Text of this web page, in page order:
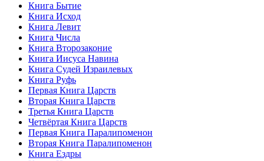
Книга Бытие
Книга Исход
Книга Левит
Книга Числа
Книга Второзаконие
Книга Иисуса Навина
Книга Судей Израилевых
Книга Руфь
Первая Книга Царств
Вторая Книга Царств
Третья Книга Царств
Четвёртая Книга Царств
Первая Книга Паралипоменон
Вторая Книга Паралипоменон
Книга Ездры